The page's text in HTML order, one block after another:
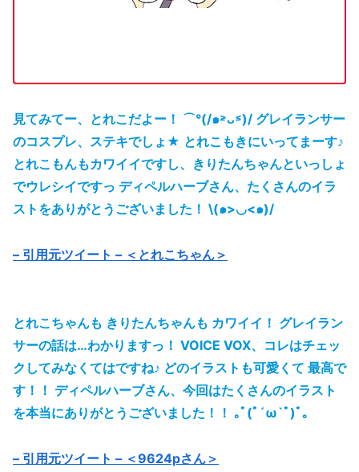
見てみてー、とれこだよー！ ⌒°(/๑˃̵ᴗ˂̵)/ グレイランサー
のコスプレ、ステキでしょ★ とれこもきにいってまーす♪
とれこもんもカワイイですし、きりたんちゃんといっしょ
でウレシイですっ ディペルハーブさん、たくさんのイラ
ストをありがとうございました！ \(๑>◡<๑)/
– 引用元ツイート – ＜とれこちゃん＞
とれこちゃんも きりたんちゃんも カワイイ！ グレイラン
サーの話は…わかりますっ！ VOICE VOX、コレはチェッ
クしてみなくてはですね♪ どのイラストも可愛くて 最高で
す！！ ディペルハーブさん、今回はたくさんのイラスト
を本当にありがとうございました！！ ｡ﾟ(ﾟ´ω`ﾟ)ﾟ｡
– 引用元ツイート – ＜9624pさん＞